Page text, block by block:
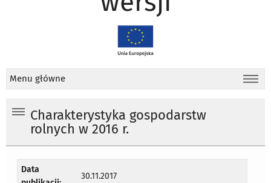
Menu główne
Charakterystyka gospodarstw
rolnych w 2016 r.
Data
30.11.2017